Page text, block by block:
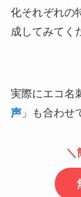
化それぞれの
成してみてく
実際にエコ名
声」も合わせ
＼